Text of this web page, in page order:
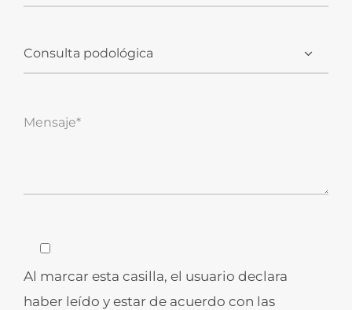
Al marcar esta casilla, el usuario declara
haber leído y estar de acuerdo con las